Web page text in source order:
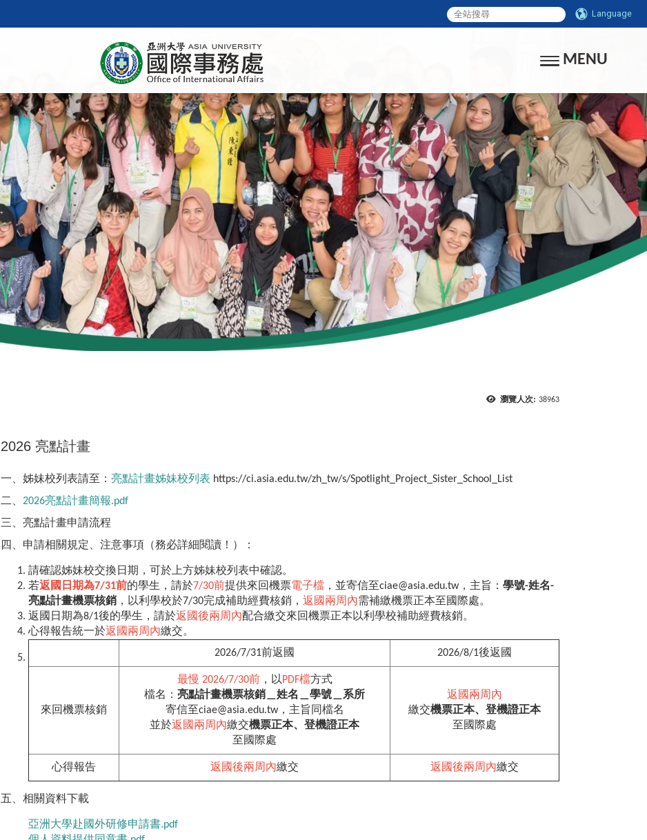
Language
MENU
瀏覽人次: 38963
2026 亮點計畫
一、姊妹校列表請至： 亮點計畫姊妹校列表 https://ci.asia.edu.tw/zh_tw/s/Spotlight_Project_Sister_School_List
二、 2026亮點計畫簡報.pdf
三、亮點計畫申請流程
四、申請相關規定、注意事項（務必詳細閱讀！）：
請確認姊妹校交換日期，可於上方姊妹校列表中確認。
若返國日期為7/31前的學生，請於7/30前提供來回機票電子檔 ，並寄信至ciae@asia.edu.tw，主旨： 學號-姓名-
亮點計畫機票核銷 ，以利學校於7/30完成補助經費核銷， 返國兩周內需補繳機票正本至國際處。
返國日期為8/1後的學生，請於返國後兩周內配合繳交來回機票正本以利學校補助經費核銷。
心得報告統一於返國兩周內繳交。
2026/7/31前返國
2026/8/1後返國
來回機票核銷
最慢 2026/7/30前，以PDF檔方式
檔名： 亮點計畫機票核銷＿姓名＿學號＿系所
寄信至ciae@asia.edu.tw，主旨同檔名
並於返國兩周內繳交機票正本、登機證正本
至國際處
返國兩周內
繳交機票正本、登機證正本
至國際處
心得報告 返國後兩周內繳交 返國後兩周內繳交
五、相關資料下載
亞洲大學赴國外研修申請書.pdf